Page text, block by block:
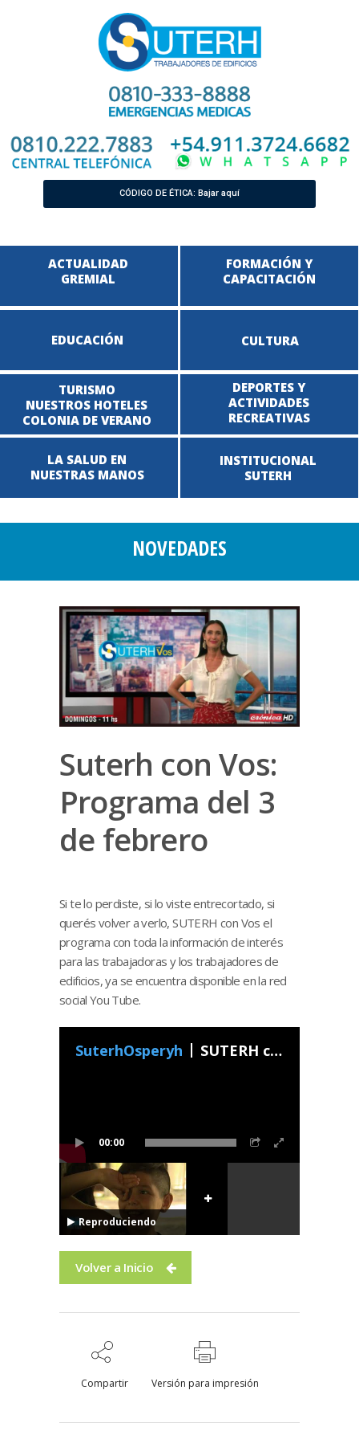
CÓDIGO DE ÉTICA: Bajar aquí
ACTUALIDAD
GREMIAL
EDUCACIÓN CULTURA
TURISMO
NUESTROS HOTELES
COLONIA DE VERANO
DEPORTES Y
ACTIVIDADES
RECREATIVAS
LA SALUD EN
NUESTRAS MANOS
INSTITUCIONAL
SUTERH
FORMACIÓN Y
CAPACITACIÓN
NOVEDADES
Suterh con Vos:
Programa del 3
de febrero
Si te lo perdiste, si lo viste entrecortado, si
querés volver a verlo, SUTERH con Vos el
programa con toda la información de interés
para las trabajadoras y los trabajadores de
edificios, ya se encuentra disponible en la red
social You Tube.
00:00
SuterhOsperyh SUTERH con Vos - Programa 05 2019
Reproduciendo
Volver a Inicio
Compartir Versión para impresión